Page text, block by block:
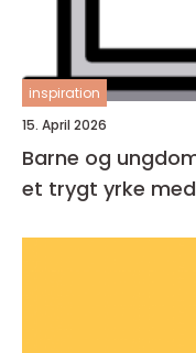
inspiration
15. April 2026
Barne og
et trygt yrke